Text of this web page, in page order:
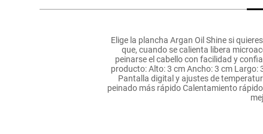
Elige la plancha Argan Oil Shine si
que, cuando se calienta libera
peinarse el cabello con facilidad y
producto: Alto: 3 cm Ancho: 3 cm
Pantalla digital y ajustes de
peinado más rápido Calentamiento